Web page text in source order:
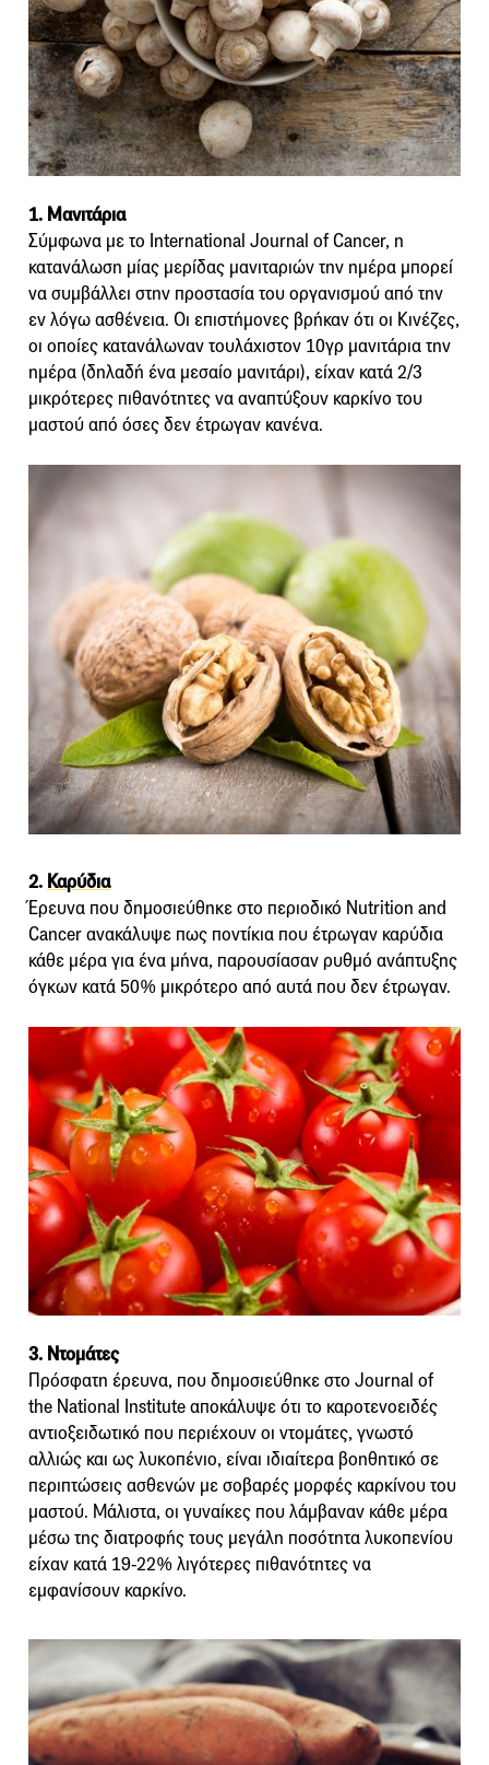
1. Μανιτάρια
Σύμφωνα με το International Journal of Cancer, η
κατανάλωση μίας μερίδας μανιταριών την ημέρα μπορεί
να συμβάλλει στην προστασία του οργανισμού από την
εν λόγω ασθένεια. Οι επιστήμονες βρήκαν ότι οι Κινέζες,
οι οποίες κατανάλωναν τουλάχιστον 10γρ μανιτάρια την
ημέρα (δηλαδή ένα μεσαίο μανιτάρι), είχαν κατά 2/3
μικρότερες πιθανότητες να αναπτύξουν καρκίνο του
μαστού από όσες δεν έτρωγαν κανένα.
2. Καρύδια
Έρευνα που δημοσιεύθηκε στο περιοδικό Nutrition and
Cancer ανακάλυψε πως ποντίκια που έτρωγαν καρύδια
κάθε μέρα για ένα μήνα, παρουσίασαν ρυθμό ανάπτυξης
όγκων κατά 50% μικρότερο από αυτά που δεν έτρωγαν.
3. Ντομάτες
Πρόσφατη έρευνα, που δημοσιεύθηκε στο Journal of
the National Institute αποκάλυψε ότι το καροτενοειδές
αντιοξειδωτικό που περιέχουν οι ντομάτες, γνωστό
αλλιώς και ως λυκοπένιο, είναι ιδιαίτερα βοηθητικό σε
περιπτώσεις ασθενών με σοβαρές μορφές καρκίνου του
μαστού. Μάλιστα, οι γυναίκες που λάμβαναν κάθε μέρα
μέσω της διατροφής τους μεγάλη ποσότητα λυκοπενίου
είχαν κατά 19-22% λιγότερες πιθανότητες να
εμφανίσουν καρκίνο.